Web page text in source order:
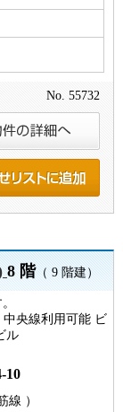
No. 55732
8 階（ 9 階建）
央線利用可能 ビ
ル
10
線 ）